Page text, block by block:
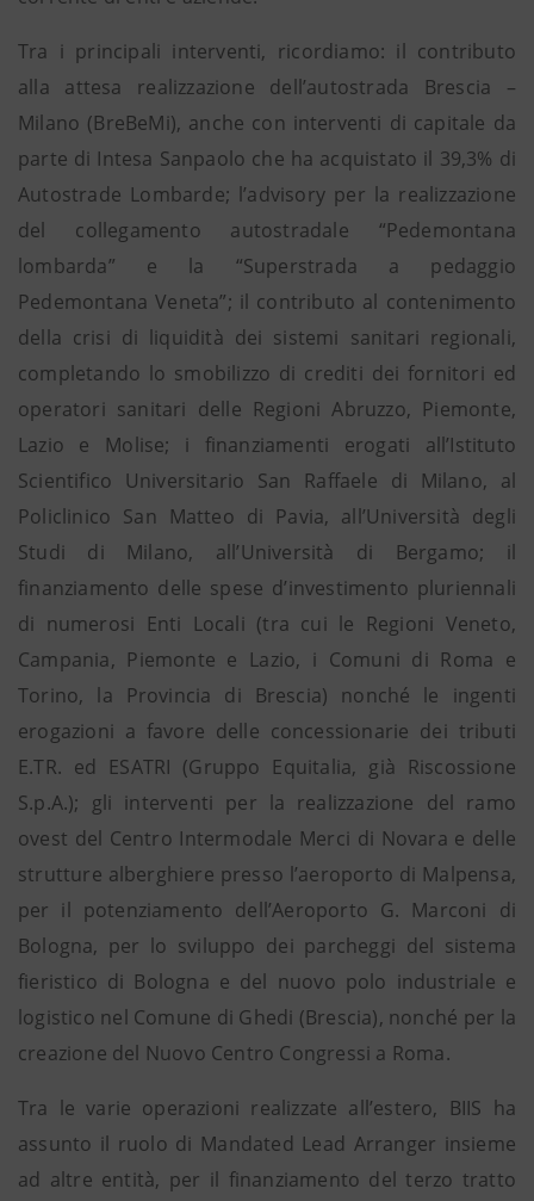
Tra i principali interventi, ricordiamo: il contributo
alla attesa realizzazione dell’autostrada Brescia –
Milano (BreBeMi), anche con interventi di capitale da
parte di Intesa Sanpaolo che ha acquistato il 39,3% di
Autostrade Lombarde; l’advisory per la realizzazione
del collegamento autostradale “Pedemontana
lombarda” e la “Superstrada a pedaggio
Pedemontana Veneta”; il contributo al contenimento
della crisi di liquidità dei sistemi sanitari regionali,
completando lo smobilizzo di crediti dei fornitori ed
operatori sanitari delle Regioni Abruzzo, Piemonte,
Lazio e Molise; i finanziamenti erogati all’Istituto
Scientifico Universitario San Raffaele di Milano, al
Policlinico San Matteo di Pavia, all’Università degli
Studi di Milano, all’Università di Bergamo; il
finanziamento delle spese d’investimento pluriennali
di numerosi Enti Locali (tra cui le Regioni Veneto,
Campania, Piemonte e Lazio, i Comuni di Roma e
Torino, la Provincia di Brescia) nonché le ingenti
erogazioni a favore delle concessionarie dei tributi
E.TR. ed ESATRI (Gruppo Equitalia, già Riscossione
S.p.A.); gli interventi per la realizzazione del ramo
ovest del Centro Intermodale Merci di Novara e delle
strutture alberghiere presso l’aeroporto di Malpensa,
per il potenziamento dell’Aeroporto G. Marconi di
Bologna, per lo sviluppo dei parcheggi del sistema
fieristico di Bologna e del nuovo polo industriale e
logistico nel Comune di Ghedi (Brescia), nonché per la
creazione del Nuovo Centro Congressi a Roma.
Tra le varie operazioni realizzate all’estero, BIIS ha
assunto il ruolo di Mandated Lead Arranger insieme
ad altre entità, per il finanziamento del terzo tratto